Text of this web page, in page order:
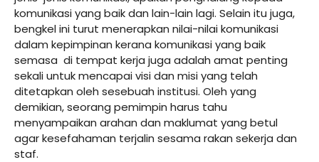
komunikasi yang baik dan lain-lain lagi. Selain itu juga,
bengkel ini turut menerapkan nilai-nilai komunikasi
dalam kepimpinan kerana komunikasi yang baik
semasa di tempat kerja juga adalah amat penting
sekali untuk mencapai visi dan misi yang telah
ditetapkan oleh sesebuah institusi. Oleh yang
demikian, seorang pemimpin harus tahu
menyampaikan arahan dan maklumat yang betul
agar kesefahaman terjalin sesama rakan sekerja dan
staf.